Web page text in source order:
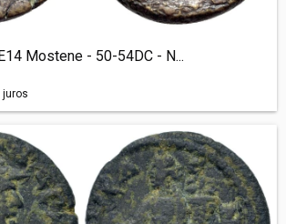
Mostene - 50-54DC - N...
juros